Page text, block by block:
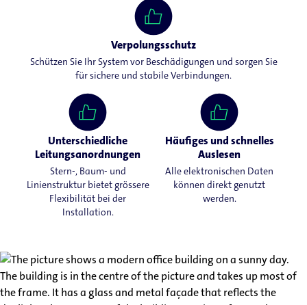
Verpolungsschutz
Schützen Sie Ihr System vor Beschädigungen und sorgen Sie
für sichere und stabile Verbindungen.
Unterschiedliche
Leitungsanordnungen
Stern-, Baum- und
Linienstruktur bietet grössere
Flexibilität bei der
Installation.
Häufiges und schnelles
Auslesen
Alle elektronischen Daten
können direkt genutzt
werden.